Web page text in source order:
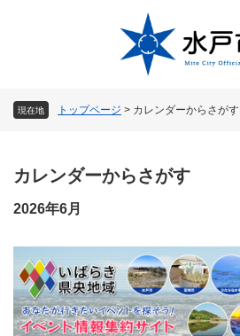
現在地 トップページ > カレンダーからさがす
文
カレンダーからさがす
2026年6月